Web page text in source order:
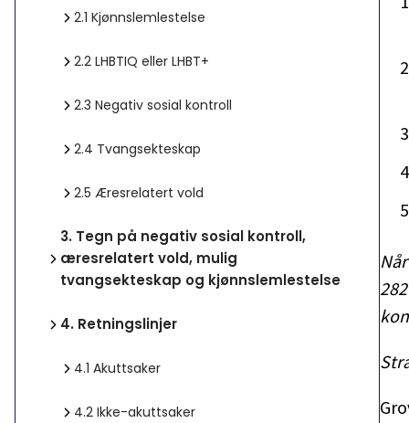
2.1 Kjønnslemlestelse
2.2 LHBTIQ eller LHBT+
2.3 Negativ sosial kontroll
2.4 Tvangsekteskap
2.5 Æresrelatert vold
3. Tegn på negativ sosial kontroll,
æresrelatert vold, mulig
tvangsekteskap og kjønnslemlestelse
4. Retningslinjer
4.1 Akuttsaker
4.2 Ikke-akuttsaker